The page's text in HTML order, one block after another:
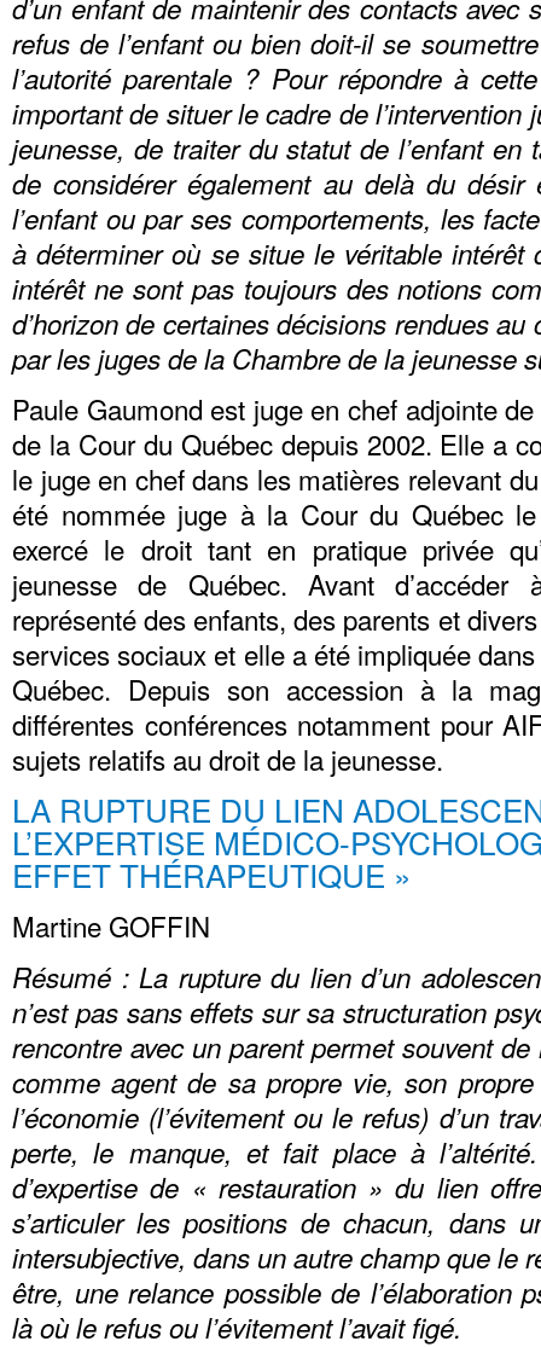
d’un enfant de maintenir des contacts
refus de l’enfant ou bien doit-il se
l’autorité parentale ? Pour répondre à
important de situer le cadre de l’intervention
jeunesse, de traiter du statut de l’enfant
de considérer également au delà du
l’enfant ou par ses comportements, les
à déterminer où se situe le véritable intérêt
intérêt ne sont pas toujours des notions
d’horizon de certaines décisions rendues
par les juges de la Chambre de la jeunesse
Paule Gaumond est juge en chef adjointe
de la Cour du Québec depuis 2002. Elle a
le juge en chef dans les matières relevant
été nommée juge à la Cour du Québec
exercé le droit tant en pratique privée
jeunesse de Québec. Avant
représenté des enfants, des parents et
services sociaux et elle a été impliquée
Québec. Depuis son accession à la
différentes conférences notamment pour
sujets relatifs au droit de la jeunesse.
LA RUPTURE DU LIEN
L’EXPERTISE MÉDICO-
EFFET THÉRAPEUTIQUE »
Martine GOFFIN
Résumé : La rupture du lien d’un
n’est pas sans effets sur sa structuration
rencontre avec un parent permet souvent de
comme agent de sa propre vie, son
l’économie (l’évitement ou le refus) d’un
perte, le manque, et fait place à
d’expertise de « restauration » du lien
s’articuler les positions de chacun, dans
intersubjective, dans un autre champ que le
être, une relance possible de l’élaboration
là où le refus ou l’évitement l’avait figé.